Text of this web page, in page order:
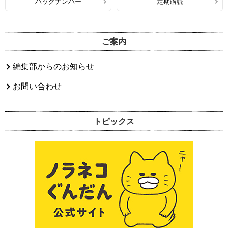
ご案内
編集部からのお知らせ
お問い合わせ
トピックス